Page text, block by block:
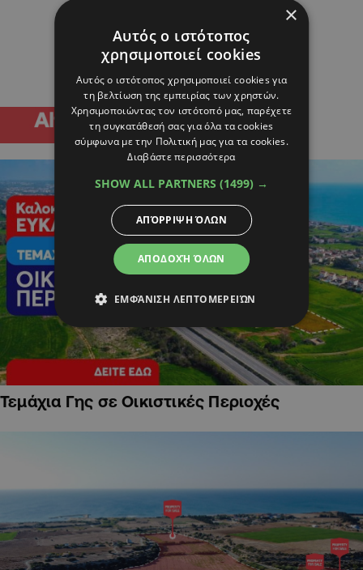
Τεμάχια Γης σε Οικιστικές Περιοχές
×
Αυτός ο ιστότοπος
χρησιμοποιεί cookies
Αυτός ο ιστότοπος χρησιμοποιεί cookies για
τη βελτίωση της εμπειρίας των χρηστών.
Χρησιμοποιώντας τον ιστότοπό μας, παρέχετε
τη συγκατάθεσή σας για όλα τα cookies
σύμφωνα με την Πολιτική μας για τα cookies.
Διαβάστε περισσότερα
SHOW ALL PARTNERS (1499) →
ΑΠΟΔΟΧΉ ΌΛΩΝ
ΑΠΌΡΡΙΨΗ ΌΛΩΝ
ΕΜΦΆΝΙΣΗ ΛΕΠΤΟΜΕΡΕΙΏΝ